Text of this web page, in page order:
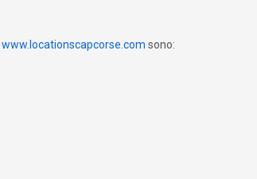
www.locationscapcorse.com sono: